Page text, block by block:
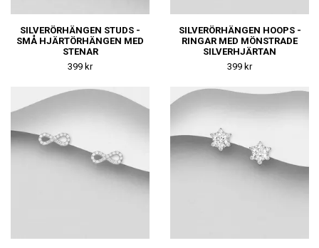
SILVERÖRHÄNGEN STUDS -
SMÅ HJÄRTÖRHÄNGEN MED
STENAR
399 kr
SILVERÖRHÄNGEN HOOPS -
RINGAR MED MÖNSTRADE
SILVERHJÄRTAN
399 kr